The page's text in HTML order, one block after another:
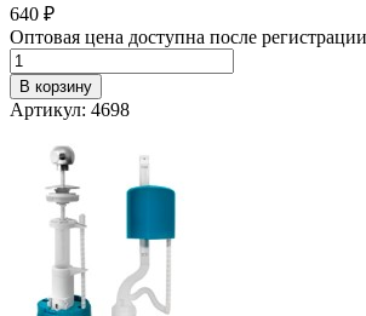
640 ₽
Оптовая цена доступна после регистрации
В корзину
Артикул: 4698